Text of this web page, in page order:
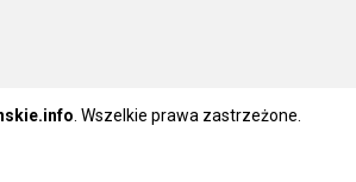
. Wszelkie prawa zastrzeżone.